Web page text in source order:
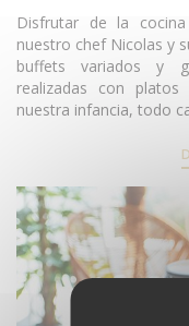
Disfrutar de la
nuestro chef Nicolas y
buffets variados y
realizadas con
nuestra infancia, todo